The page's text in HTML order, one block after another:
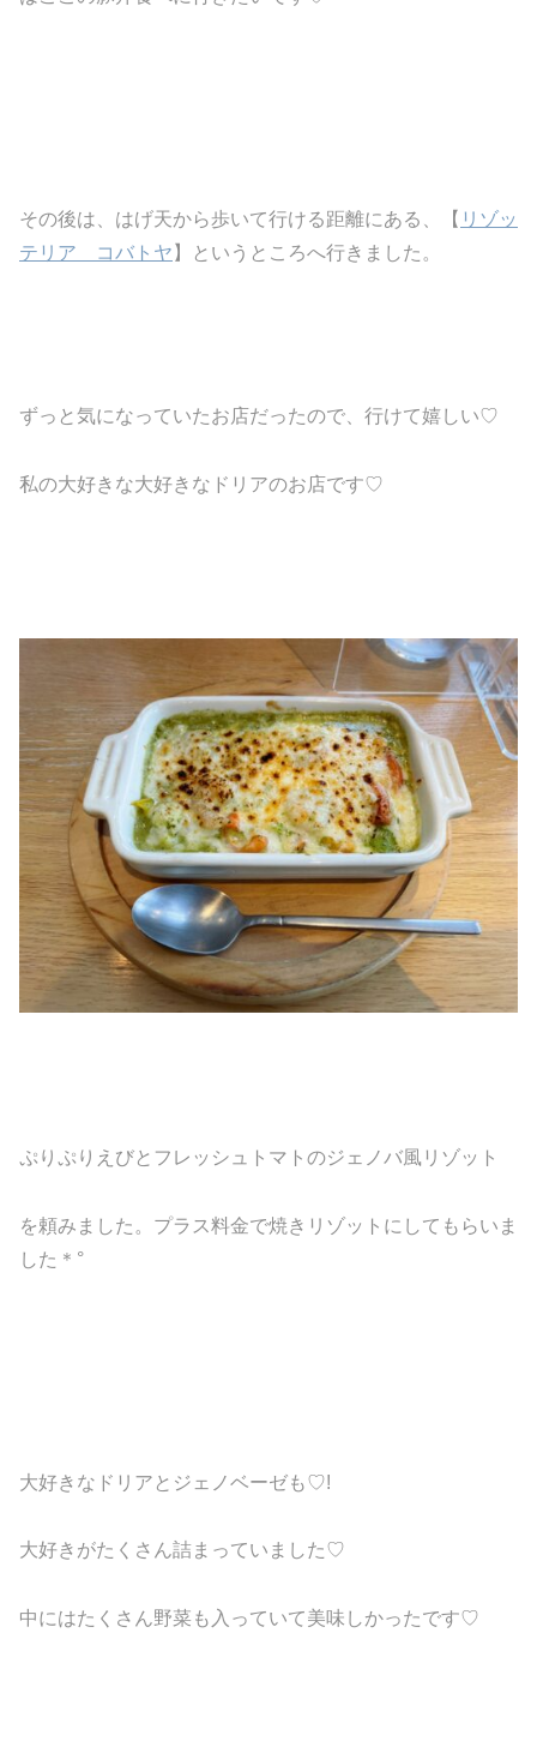
その後は、はげ天から歩いて行ける距離にある、【 リゾッ
テリア コバトヤ 】というところへ行きました。
ずっと気になっていたお店だったので、行けて嬉しい♡
私の大好きな大好きなドリアのお店です♡
ぷりぷりえびとフレッシュトマトのジェノバ風リゾット
を頼みました。プラス料金で焼きリゾットにしてもらいま
した＊°
大好きなドリアとジェノベーゼも♡!
大好きがたくさん詰まっていました♡
中にはたくさん野菜も入っていて美味しかったです♡